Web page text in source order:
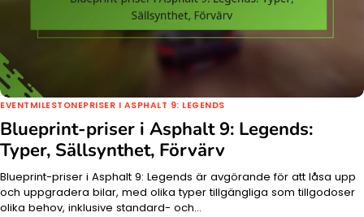
EVENTMILESTONEPRISER I ASPHALT 9: LEGENDS
Blueprint-priser i Asphalt 9: Legends:
Typer, Sällsynthet, Förvärv
Blueprint-priser i Asphalt 9: Legends är avgörande för att låsa upp
och uppgradera bilar, med olika typer tillgängliga som tillgodoser
olika behov, inklusive standard- och…